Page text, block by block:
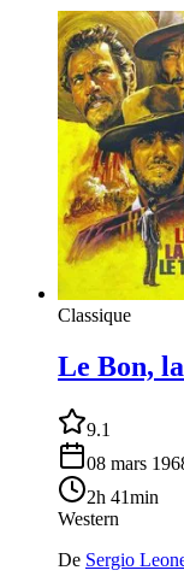
Classique
Le Bon,
9.1
08 mars
2h 41min
Western
De Sergio